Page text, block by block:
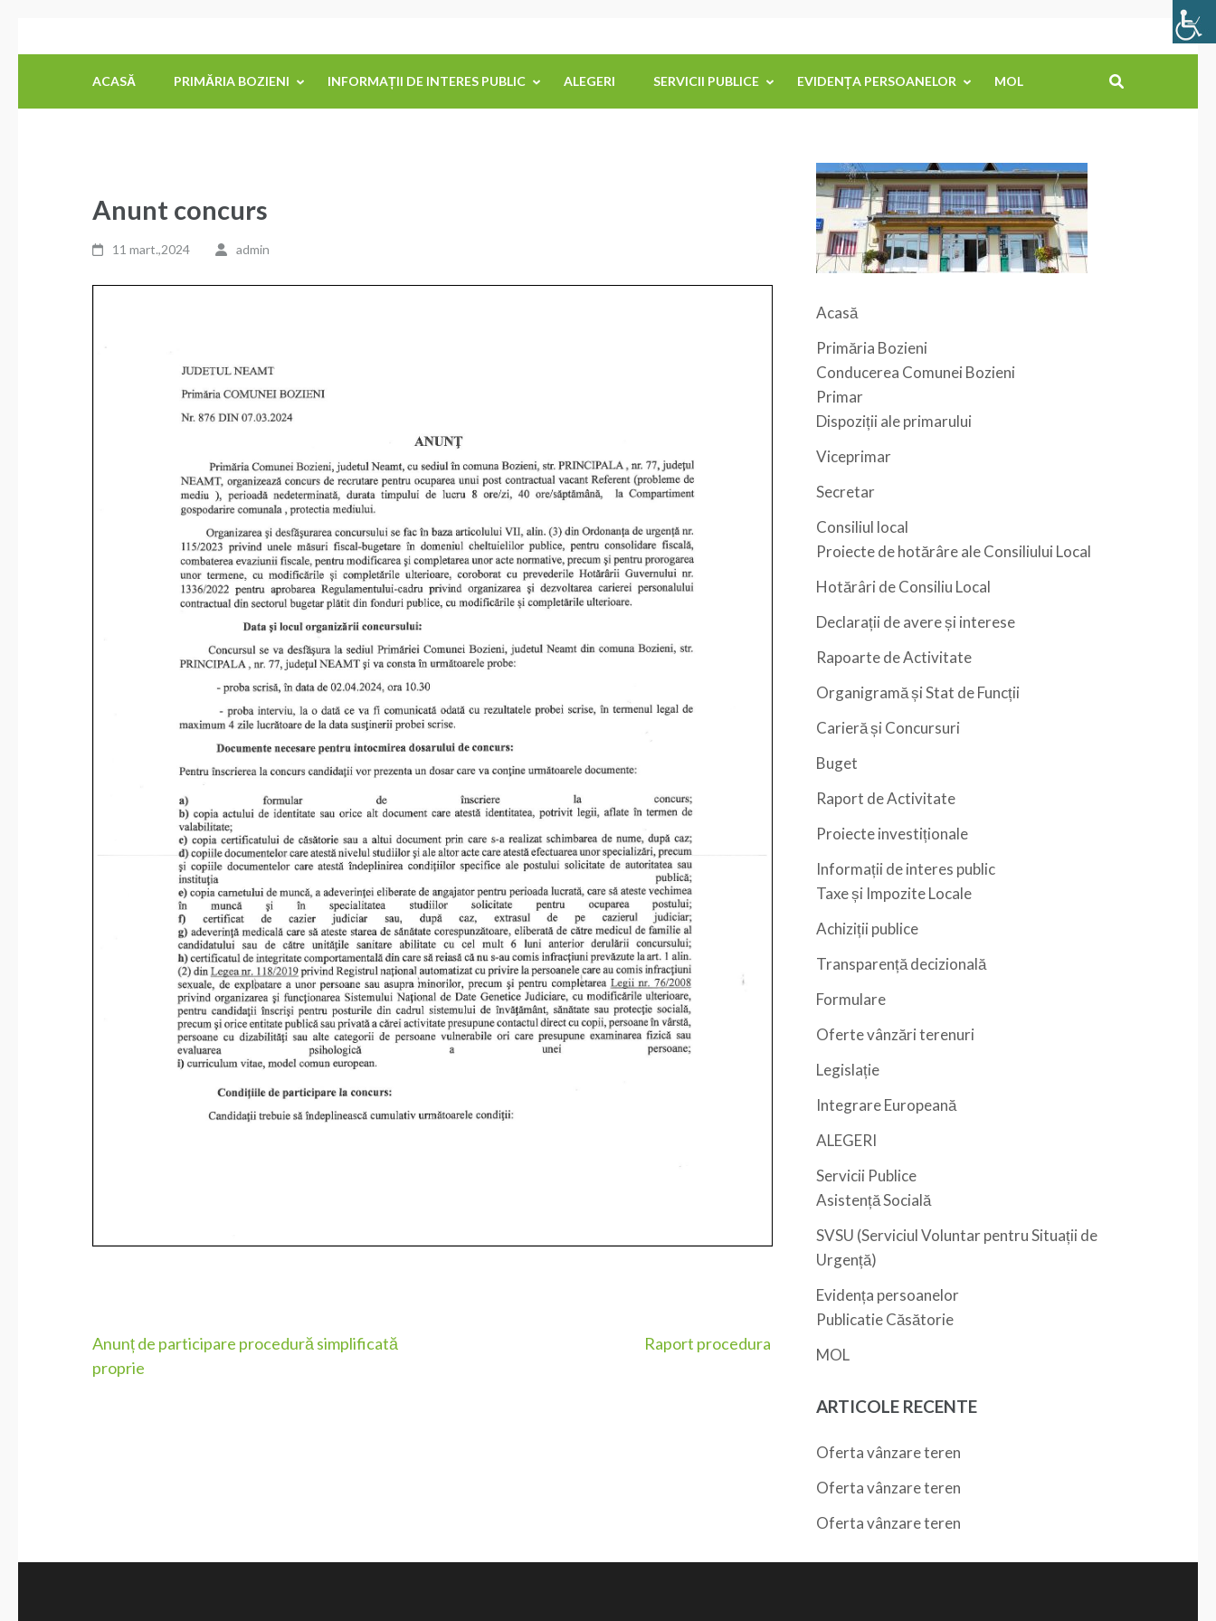
la
Primăria Comunei Bozieni
ACASĂ PRIMĂRIA BOZIENI INFORMAȚII DE INTERES PUBLIC ALEGERI SERVICII PUBLICE EVIDENȚA PERSOANELOR MOL
Anunt concurs
11 mart.,2024 admin
Navigare
în
Anunț de participare procedură simplificată
proprie
Raport procedura
Acasă
Primăria Bozieni
Conducerea Comunei Bozieni
Primar
Dispoziții ale primarului
Viceprimar
Secretar
Consiliul local
Proiecte de hotărâre ale Consiliului Local
Hotărâri de Consiliu Local
Declarații de avere și interese
Rapoarte de Activitate
Organigramă și Stat de Funcții
Carieră și Concursuri
Buget
Raport de Activitate
Proiecte investiționale
Informații de interes public
Taxe și Impozite Locale
Achiziții publice
Transparență decizională
Formulare
Oferte vânzări terenuri
Legislație
Integrare Europeană
ALEGERI
Servicii Publice
Asistență Socială
SVSU (Serviciul Voluntar pentru Situații de
Urgență)
Evidența persoanelor
Publicatie Căsătorie
MOL
ARTICOLE RECENTE
Oferta vânzare teren
Oferta vânzare teren
Oferta vânzare teren